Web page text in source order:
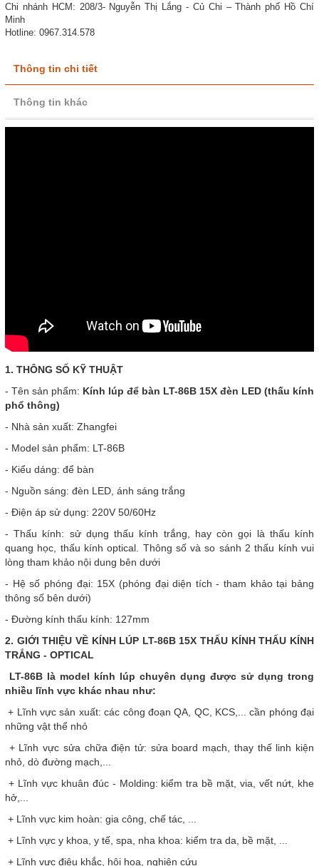
Chi nhánh HCM: 208/3- Nguyễn Thị Lắng - Củ Chi – Thành phố Hồ Chí
Minh
Hotline: 0967.314.578
Thông tin chi tiết
Thông tin khác
1. THÔNG SỐ KỸ THUẬT
- Tên sản phẩm: Kính lúp để bàn LT-86B 15X đèn LED (thấu kính
phổ thông)
- Nhà sản xuất: Zhangfei
- Model sản phẩm: LT-86B
- Kiểu dáng: để bàn
- Nguồn sáng: đèn LED, ánh sáng trắng
- Điện áp sử dụng: 220V 50/60Hz
- Thấu kính: sử dụng thấu kính trắng, hay còn gọi là thấu kính
quang học, thấu kính optical. Thông số và so sánh 2 thấu kính vui
lòng tham khảo nội dung bên dưới
- Hệ số phóng đại: 15X (phóng đại diện tích - tham khảo tại bảng
thông số bên dưới)
- Đường kính thấu kính: 127mm
2. GIỚI THIỆU VỀ KÍNH LÚP LT-86B 15X THẤU KÍNH THẤU KÍNH
TRẮNG - OPTICAL
LT-86B là model kính lúp chuyên dụng được sử dụng trong
nhiều lĩnh vực khác nhau như:
+ Lĩnh vực sản xuất: các công đoạn QA, QC, KCS,... cần phóng đại
những vật thể nhỏ
+ Lĩnh vực sửa chữa điện tử: sửa board mạch, thay thế linh kiện
nhỏ, dò đường mạch,...
+ Lĩnh vực khuân đúc - Molding: kiểm tra bề mặt, via, vết nứt, khe
hở,...
+ Lĩnh vực kim hoàn: gia công, chế tác, ...
+ Lĩnh vực y khoa, y tế, spa, nha khoa: kiểm tra da, bề mặt, ...
+ Lĩnh vực điêu khắc, hội họa, nghiên cứu